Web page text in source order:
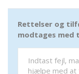
Rettelser og
modtages med